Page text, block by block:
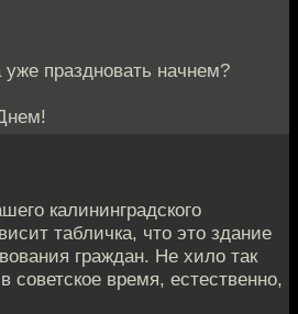
праздновать начнем?
калининградского
табличка, что это здание
граждан. Не хило так
советское время, естественно,